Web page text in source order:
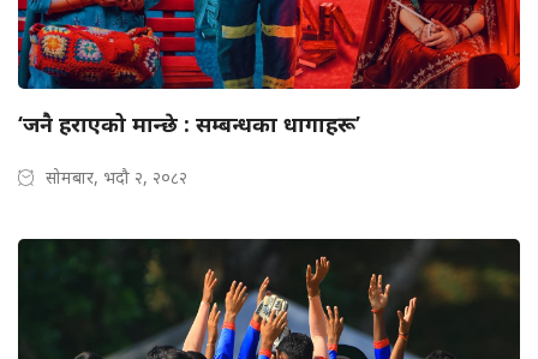
‘जनै हराएको मान्छे : सम्बन्धका धागाहरू’
सोमबार, भदौ २, २०८२